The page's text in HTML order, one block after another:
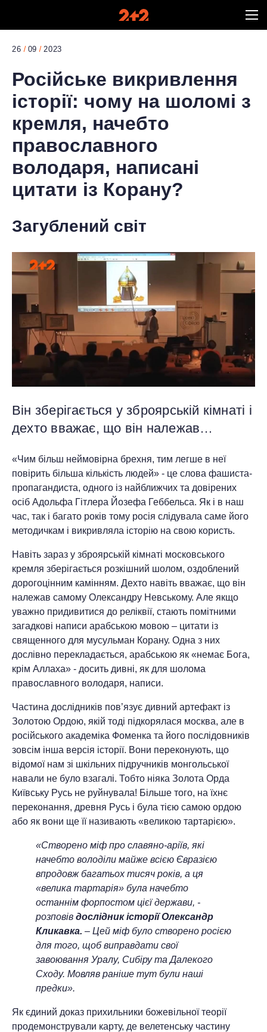
26 09 2023
Російське викривлення
історії: чому на шоломі з
кремля, начебто
православного
володаря, написані
цитати із Корану?
Загублений світ
Він зберігається у зброярській кімнаті і
дехто вважає, що він належав…
«Чим більш неймовірна брехня, тим легше в неї
повірить більша кількість людей» - це слова фашиста-
пропагандиста, одного із найближчих та довірених
осіб Адольфа Гітлера Йозефа Геббельса. Як і в наш
час, так і багато років тому росія слідувала саме його
методичкам і викривляла історію на свою користь.
Навіть зараз у зброярській кімнаті московського
кремля зберігається розкішний шолом, оздоблений
дорогоцінним камінням. Дехто навіть вважає, що він
належав самому Олександру Невському. Але якщо
уважно придивитися до реліквії, стають помітними
загадкові написи арабською мовою – цитати із
священного для мусульман Корану. Одна з них
дослівно перекладається, арабською як «немає Бога,
крім Аллаха» - досить дивні, як для шолома
православного володаря, написи.
Частина дослідників пов’язує дивний артефакт із
Золотою Ордою, якій тоді підкорялася москва, але в
російського академіка Фоменка та його послідовників
зовсім інша версія історії. Вони переконують, що
відомої нам зі шкільних підручників монгольської
навали не було взагалі. Тобто ніяка Золота Орда
Київську Русь не руйнувала! Більше того, на їхнє
переконання, древня Русь і була тією самою ордою
або як вони ще її називають «великою тартарією».
«Створено міф про славяно-аріїв, які
начебто володіли майже всією Євразією
впродовж багатьох тисяч років, а ця
«велика тартарія» була начебто
останнім форпостом цієї держави, -
розповів дослідник історії Олександр
Кликавка. – Цей міф було створено росією
для того, щоб виправдати свої
завоювання Уралу, Сибіру та Далекого
Сходу. Мовляв раніше тут були наші
предки».
Як єдиний доказ прихильники божевільної теорії
продемонстрували карту, де велетенську частину